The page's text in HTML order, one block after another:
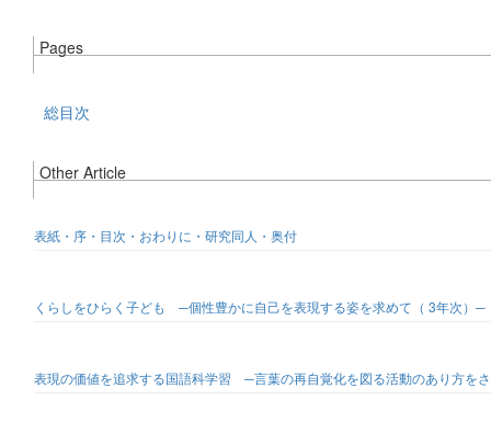
Pages
総目次
Other Article
表紙・序・目次・おわりに・研究同人・奥付
くらしをひらく子ども ─個性豊かに自己を表現する姿を求めて（ 3年次）─
表現の価値を追求する国語科学習 ─言葉の再自覚化を図る活動のあり方を